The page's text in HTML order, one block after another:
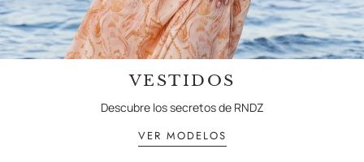
VESTIDOS
Descubre los secretos de RNDZ
VER MODELOS